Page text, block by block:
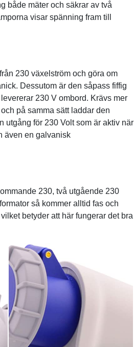
både mäter och säkrar av två
visar spänning fram till
230 växelström och göra om
Dessutom är den såpass fiffig
230 V ombord. Krävs mer
på samma sätt laddar den
utgång för 230 Volt som är aktiv när
även en galvanisk
230, två utgående 230
så kommer alltid fas och
betyder att här fungerar det bra